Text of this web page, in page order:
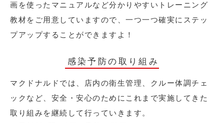
画を使ったマニュアルなど分かりやすいトレーニング
教材をご用意していますので、一つ一つ確実にステッ
プアップすることができますよ！
感染予防の取り組み
マクドナルドでは、店内の衛生管理、クルー体調チェ
ックなど、安全・安心のためにこれまで実施してきた
取り組みを継続して行っていきます。